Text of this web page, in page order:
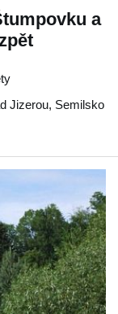
a
Jizerou, Semilsko